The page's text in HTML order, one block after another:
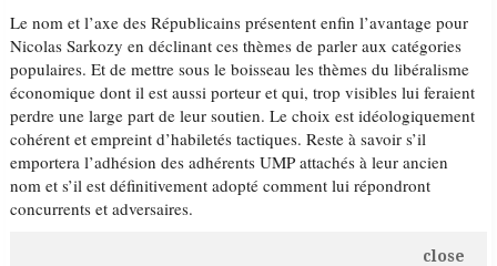
Le nom et l’axe des Républicains présentent enfin l’avantage pour
Nicolas Sarkozy en déclinant ces thèmes de parler aux catégories
populaires. Et de mettre sous le boisseau les thèmes du libéralisme
économique dont il est aussi porteur et qui, trop visibles lui feraient
perdre une large part de leur soutien. Le choix est idéologiquement
cohérent et empreint d’habiletés tactiques. Reste à savoir s’il
emportera l’adhésion des adhérents UMP attachés à leur ancien
nom et s’il est définitivement adopté comment lui répondront
concurrents et adversaires.
close